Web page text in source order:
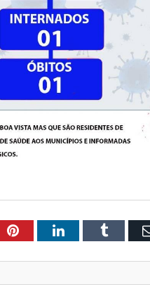
PinterestLinkedInTumblr